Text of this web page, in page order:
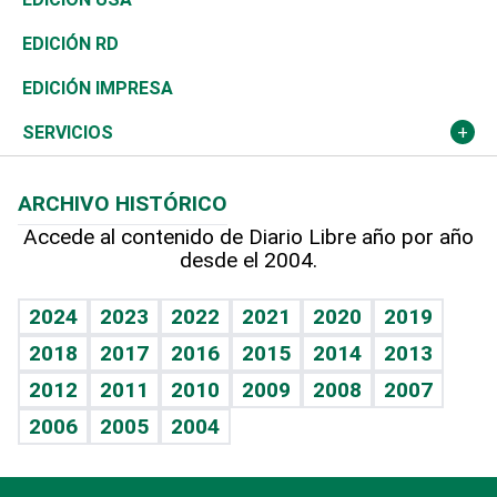
Ocenanía
Caribe
Resto del mundo
Telecom.
Global y variable
Economía personal
Sociales
Novedades
Podcast Arte Libre
Hablando con el pediatra
Vida y familia
Eñe
Celebrando la vida
Sin complejos
En pocas palabras
Tenis
Olimpismo
Más deportes
Línea de hit
TBT Deportivo
El Espía
Noticiero Poteleche
Columnistas
Historia
Martes de tecnología
Cambio climático
Revista
Deportes
Opinión
Hecho en casa
Guía del dinero
EDICIÓN RD
EDICIÓN IMPRESA
SERVICIOS
Cumpleaños
Horóscopos
Crucigramas
ARCHIVO HISTÓRICO
Accede al contenido de Diario Libre año por año
desde el 2004.
2024 2023 2022 2021 2020
2019
2018
2017 2016 2015 2014
2013
2012
2011 2010 2009 2008
2007
2006
2005 2004